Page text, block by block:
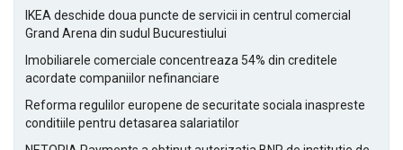
IKEA deschide doua puncte de servicii in centrul comercial
Grand Arena din sudul Bucurestiului
Imobiliarele comerciale concentreaza 54% din creditele
acordate companiilor nefinanciare
Reforma regulilor europene de securitate sociala inaspreste
conditiile pentru detasarea salariatilor